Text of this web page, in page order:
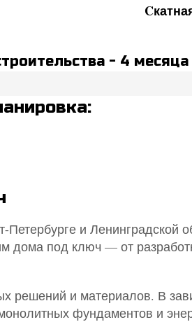
- 4 месяца
и Ленинградской
дома под ключ — от
решений и материалов. В
фундаментов и